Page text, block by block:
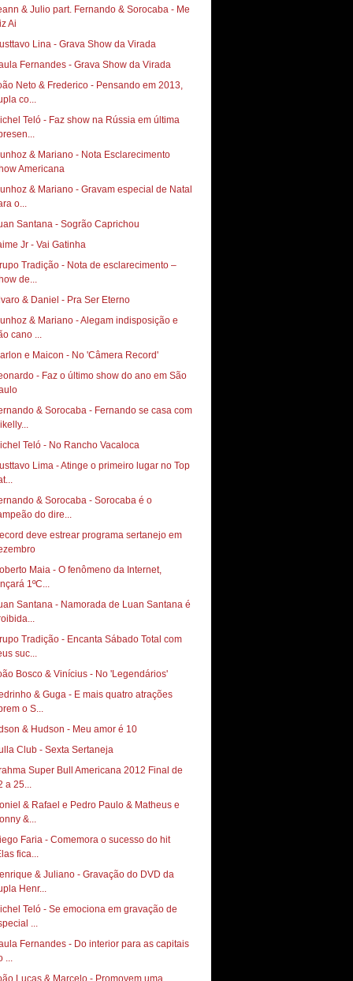
& Julio part. Fernando & Sorocaba - Me
Ai
Lina - Grava Show da Virada
Fernandes - Grava Show da Virada
Neto & Frederico - Pensando em 2013,
co...
Teló - Faz show na Rússia em última
& Mariano - Nota Esclarecimento
Americana
& Mariano - Gravam especial de Natal
o...
Santana - Sogrão Caprichou
Jr - Vai Gatinha
Tradição - Nota de esclarecimento –
de...
& Daniel - Pra Ser Eterno
& Mariano - Alegam indisposição e
cano ...
e Maicon - No 'Câmera Record'
- Faz o último show do ano em São
& Sorocaba - Fernando se casa com
Teló - No Rancho Vacaloca
Lima - Atinge o primeiro lugar no Top
& Sorocaba - Sorocaba é o
do dire...
deve estrear programa sertanejo em
Maia - O fenômeno da Internet,
1ºC...
Santana - Namorada de Luan Santana é
Tradição - Encanta Sábado Total com
suc...
Bosco & Vinícius - No 'Legendários'
& Guga - E mais quatro atrações
o S...
& Hudson - Meu amor é 10
Bulla Club - Sexta Sertaneja‏
Super Bull Americana 2012 Final de
a 25...
& Rafael e Pedro Paulo & Matheus e
&...
Faria - Comemora o sucesso do hit
fica...
& Juliano - Gravação do DVD da
Henr...
Teló - Se emociona em gravação de
...
Fernandes - Do interior para as capitais
...
Lucas & Marcelo - Promovem uma